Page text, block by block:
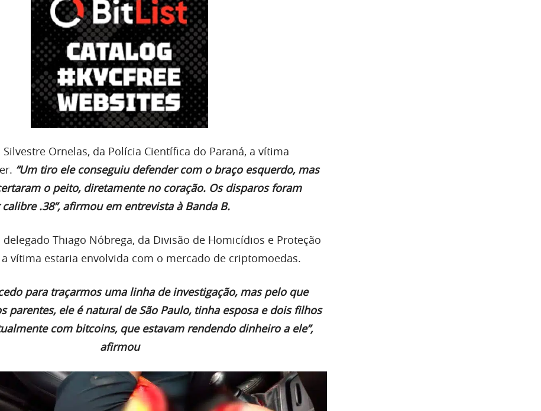
Ornelas, da Polícia Científica do Paraná, a vítima
“Um tiro ele conseguiu defender com o braço esquerdo, mas
o peito, diretamente no coração. Os disparos foram
.38”, afirmou em entrevista à Banda B.
Thiago Nóbrega, da Divisão de Homicídios e Proteção
a vítima estaria envolvida com o mercado de criptomoedas.
para traçarmos uma linha de investigação, mas pelo que
parentes, ele é natural de São Paulo, tinha esposa e dois filhos
com bitcoins, que estavam rendendo dinheiro a ele”,
afirmou